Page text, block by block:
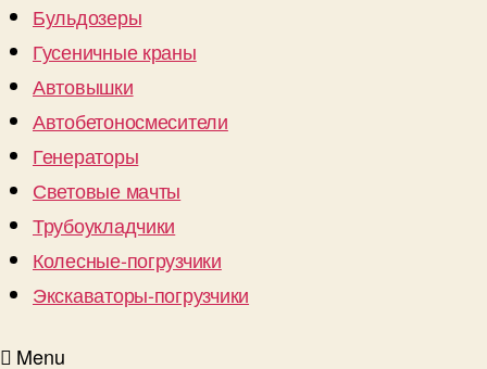
Бульдозеры
Гусеничные краны
Автовышки
Автобетоносмесители
Генераторы
Световые мачты
Трубоукладчики
Колесные-погрузчики
Экскаваторы-погрузчики
Menu